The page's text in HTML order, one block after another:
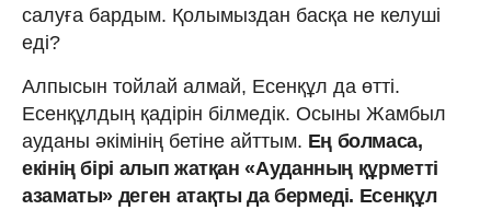
салуға бардым. Қолымыздан басқа не келуші
еді?
Алпысын тойлай алмай, Есенқұл да өтті.
Есенқұлдың қадірін білмедік. Осыны Жамбыл
ауданы әкімінің бетіне айттым. Ең болмаса,
екінің бірі алып жатқан «Ауданның құрметті
азаматы» деген атақты да бермеді. Есенқұл